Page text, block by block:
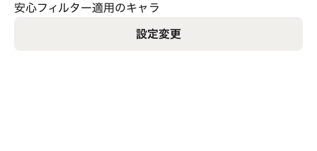
安心フィルター適用のキャラ
設定変更